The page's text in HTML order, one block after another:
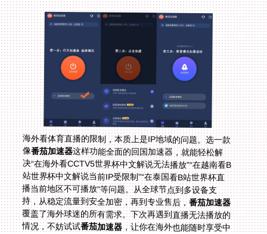
海外看体育直播的限制，本质上是IP地域的问题。选一款
像番茄加速器这样功能全面的回国加速器，就能轻松解
决“在海外看CCTV5世界杯中文解说无法播放”“在越南看B
站世界杯中文解说当前IP受限制”“在泰国看B站世界杯直
播当前地区不可播放”等问题。从全球节点到多设备支
持，从稳定流量到安全加密，再到专业售后，番茄加速器
覆盖了海外球迷的所有需求。下次再遇到直播无法播放的
情况，不妨试试番茄加速器，让你在海外也能随时享受中
文解说的体育赛事，和国内的球迷一起为喜欢的球队呐